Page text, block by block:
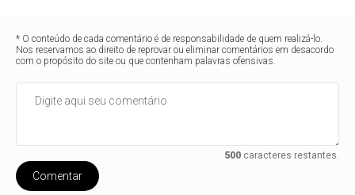
* O conteúdo de cada comentário é de responsabilidade de quem realizá-lo.
Nos reservamos ao direito de reprovar ou eliminar comentários em desacordo
com o propósito do site ou que contenham palavras ofensivas.
500caracteres restantes.
Comentar